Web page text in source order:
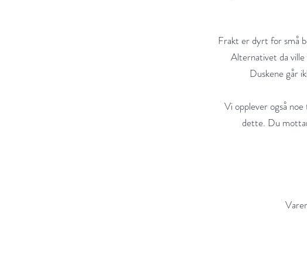
Frakt er dyrt for små
Alternativet da
Duskene går
Vi opplever også
dette. Du